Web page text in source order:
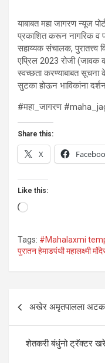
याबाबत महा जागरण न्यूज
प्रकाशित करून नागरिक व
सहाय्यक संचालक, पुरातत्त्व
एप्रिल 2023 रोजी (जावक
स्वच्छता करण्याबाबत सूचना
सुटका होऊन भाविकांना
#महा_जागरण
Share this:
X
Like this:
Loading…
Tags: #Mahalaxmi
पुरातन हेमाडपंथी महालक्ष्मी
navigation
अखेर अमृतपालला अटक
शेतकरी बंधुंनो ट्रॅक्टर